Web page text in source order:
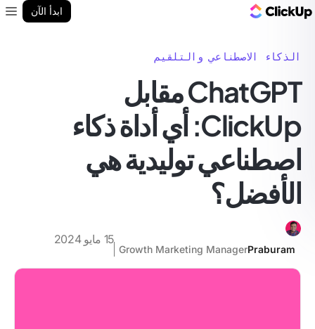
ابدأ الآن
الذكاء الاصطناعي والتلقيم
ChatGPT مقابل
ClickUp: أي أداة ذكاء
اصطناعي توليدية هي
الأفضل؟
Praburam
Growth Marketing Manager
15 مايو 2024